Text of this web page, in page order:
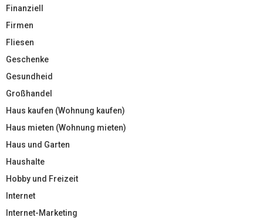
Finanziell
Firmen
Fliesen
Geschenke
Gesundheid
Großhandel
Haus kaufen (Wohnung kaufen)
Haus mieten (Wohnung mieten)
Haus und Garten
Haushalte
Hobby und Freizeit
Internet
Internet-Marketing